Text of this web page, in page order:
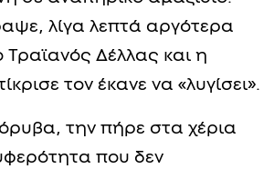
της ζωής του.
αποκάλυψε πως
στο νοσοκομείο και είδε τη
εξαντλημένη,
σε αναπηρικό αμαξίδιο.